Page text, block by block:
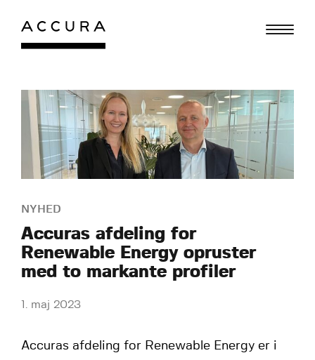
Gå
indhold
NYHED
Accuras afdeling for
Renewable Energy opruster
med to markante profiler
1. maj 2023
Accuras afdeling for Renewable Energy er i